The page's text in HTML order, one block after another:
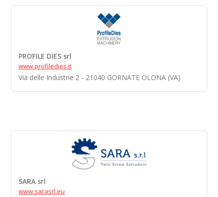
PROFILE DIES srl
www.profiledies.it
Via delle Industrie 2 - 21040 GORNATE OLONA (VA)
SARA srl
www.sarasrl.eu